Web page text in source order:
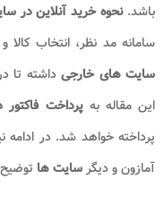
باشد. نحوه خرید آنلاین در
سامانه مد نظر، انتخاب
سایت های خارجی داشته تا
این مقاله بهپرداخت
پرداخته خواهد شد. در ادامه
آمازون و دیگرسایت ها